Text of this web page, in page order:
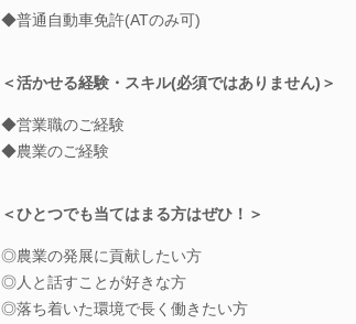
◆普通自動車免許(ATのみ可)
＜活かせる経験・スキル(必須ではありません)＞
◆営業職のご経験
◆農業のご経験
＜ひとつでも当てはまる方はぜひ！＞
◎農業の発展に貢献したい方
◎人と話すことが好きな方
◎落ち着いた環境で長く働きたい方